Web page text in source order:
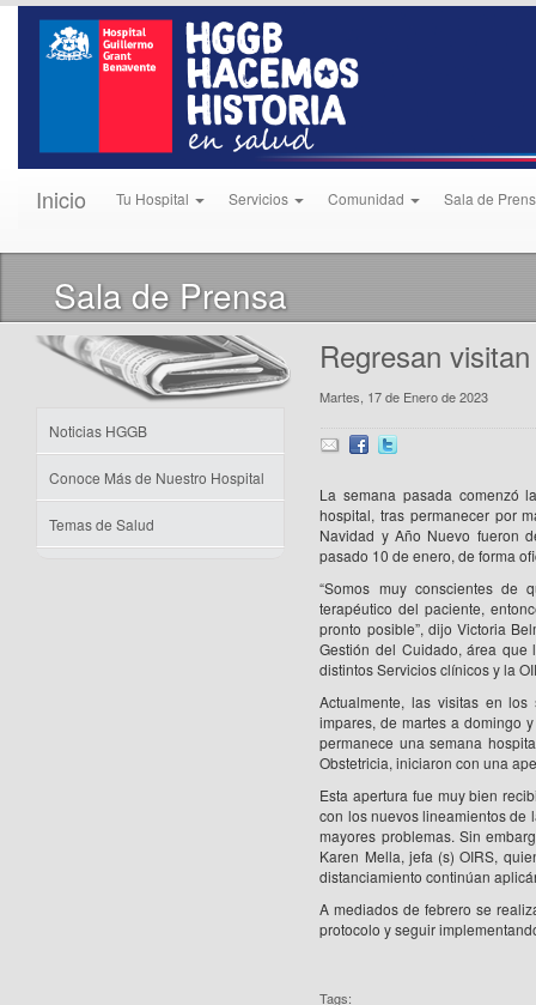
Inicio Tu Hospital Servicios Comunidad Sala de
Sala de Prensa
Noticias HGGB
Conoce Más de Nuestro Hospital
Temas de Salud
Regresan
Martes, 17 de Enero de 2023
La semana pasada comenzó
hospital, tras permanecer por
Navidad y Año Nuevo fueron
pasado 10 de enero, de forma
“Somos muy conscientes
terapéutico del paciente,
pronto posible”, dijo Victoria
Gestión del Cuidado, área
distintos Servicios clínicos y la
Actualmente, las visitas en
impares, de martes a domingo
permanece una semana
Obstetricia, iniciaron con una
Esta apertura fue muy bien
con los nuevos lineamientos de
mayores problemas. Sin
Karen Mella, jefa (s) OIRS,
distanciamiento continúan
A mediados de febrero se
protocolo y seguir
Tags: